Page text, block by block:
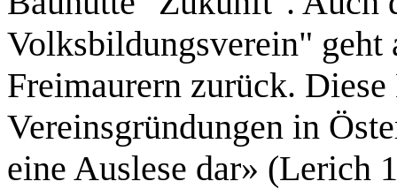
Volksbildungsverein"
Freimaurern zurück.
Vereinsgründungen in
eine Auslese dar» (Lerich